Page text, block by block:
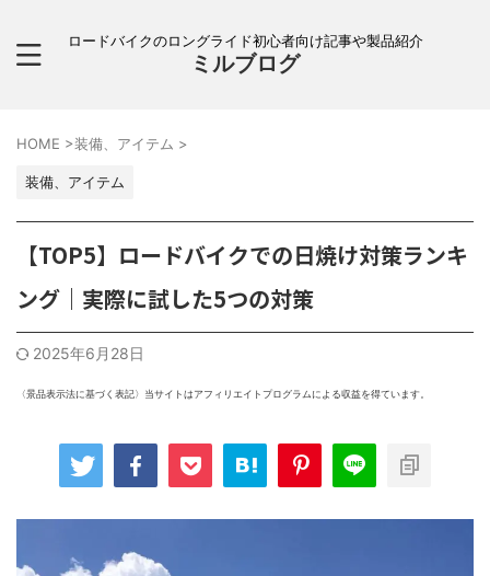
ロードバイクのロングライド初心者向け記事や製品紹介
ミルブログ
HOME >装備、アイテム >
装備、アイテム
【TOP5】ロードバイクでの日焼け対策ランキ
ング｜実際に試した5つの対策
2025年6月28日
〈景品表示法に基づく表記〉当サイトはアフィリエイトプログラムによる収益を得ています。